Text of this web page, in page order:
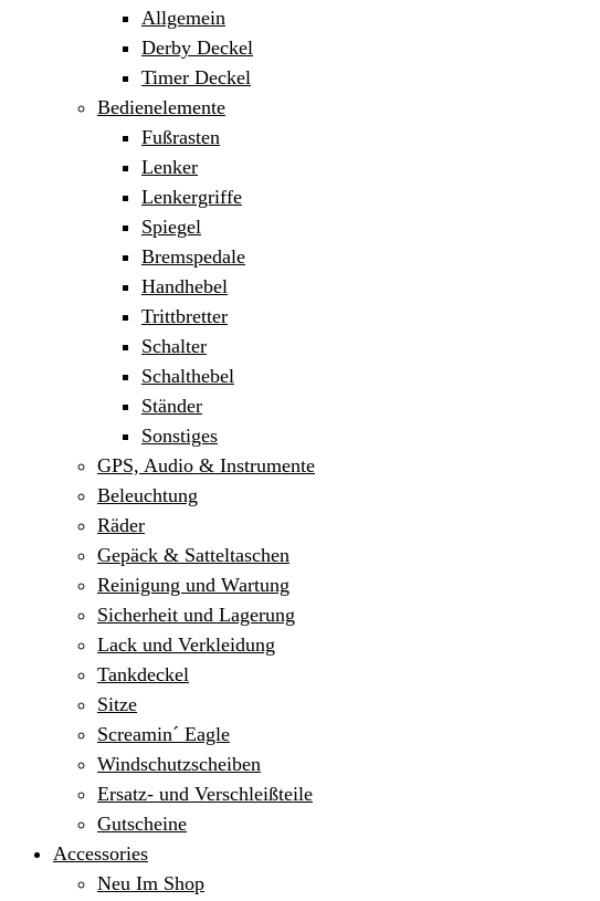
Allgemein
Derby Deckel
Timer Deckel
Bedienelemente
Fußrasten
Lenker
Lenkergriffe
Spiegel
Bremspedale
Handhebel
Trittbretter
Schalter
Schalthebel
Ständer
Sonstiges
GPS, Audio & Instrumente
Beleuchtung
Räder
Gepäck & Satteltaschen
Reinigung und Wartung
Sicherheit und Lagerung
Lack und Verkleidung
Tankdeckel
Sitze
Screamin´ Eagle
Windschutzscheiben
Ersatz- und Verschleißteile
Gutscheine
Accessories
Neu Im Shop